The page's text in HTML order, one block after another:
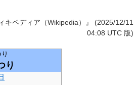
キペディア（Wikipedia）』 (2025/12/11
04:08 UTC 版)
り